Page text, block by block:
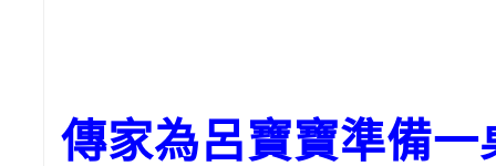
傳家為呂寶寶準備